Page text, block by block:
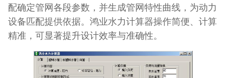
配确定管网各段参数，并生成管网特性曲线，为动力
设备匹配提供依据。鸿业水力计算器操作简便、计算
精准，可显著提升设计效率与准确性。